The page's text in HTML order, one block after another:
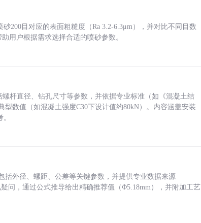
200目对应的表面粗糙度（Ra 3.2-6.3μm），并对比不同目数
用户根据需求选择合适的喷砂参数。
杆直径、钻孔尺寸等参数，并依据专业标准（如《混凝土结
数值（如混凝土强度C30下设计值约80kN）。内容涵盖安装
括外径、螺距、公差等关键参数，并提供专业数据来源
问，通过公式推导给出精确推荐值（Φ5.18mm），并附加工艺